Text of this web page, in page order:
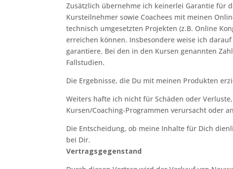
Zusätzlich übernehme ich keinerlei Garantie für
Kursteilnehmer sowie Coachees mit meinen
technisch umgesetzten Projekten (z.B. Online
erreichen können. Insbesondere weise ich
garantiere. Bei den in den Kursen genannten
Fallstudien.
Die Ergebnisse, die Du mit meinen Produkten
Weiters hafte ich nicht für Schäden oder
Kursen/Coaching-Programmen verursacht oder
Die Entscheidung, ob meine Inhalte für Dich
bei Dir.
Vertragsgegenstand